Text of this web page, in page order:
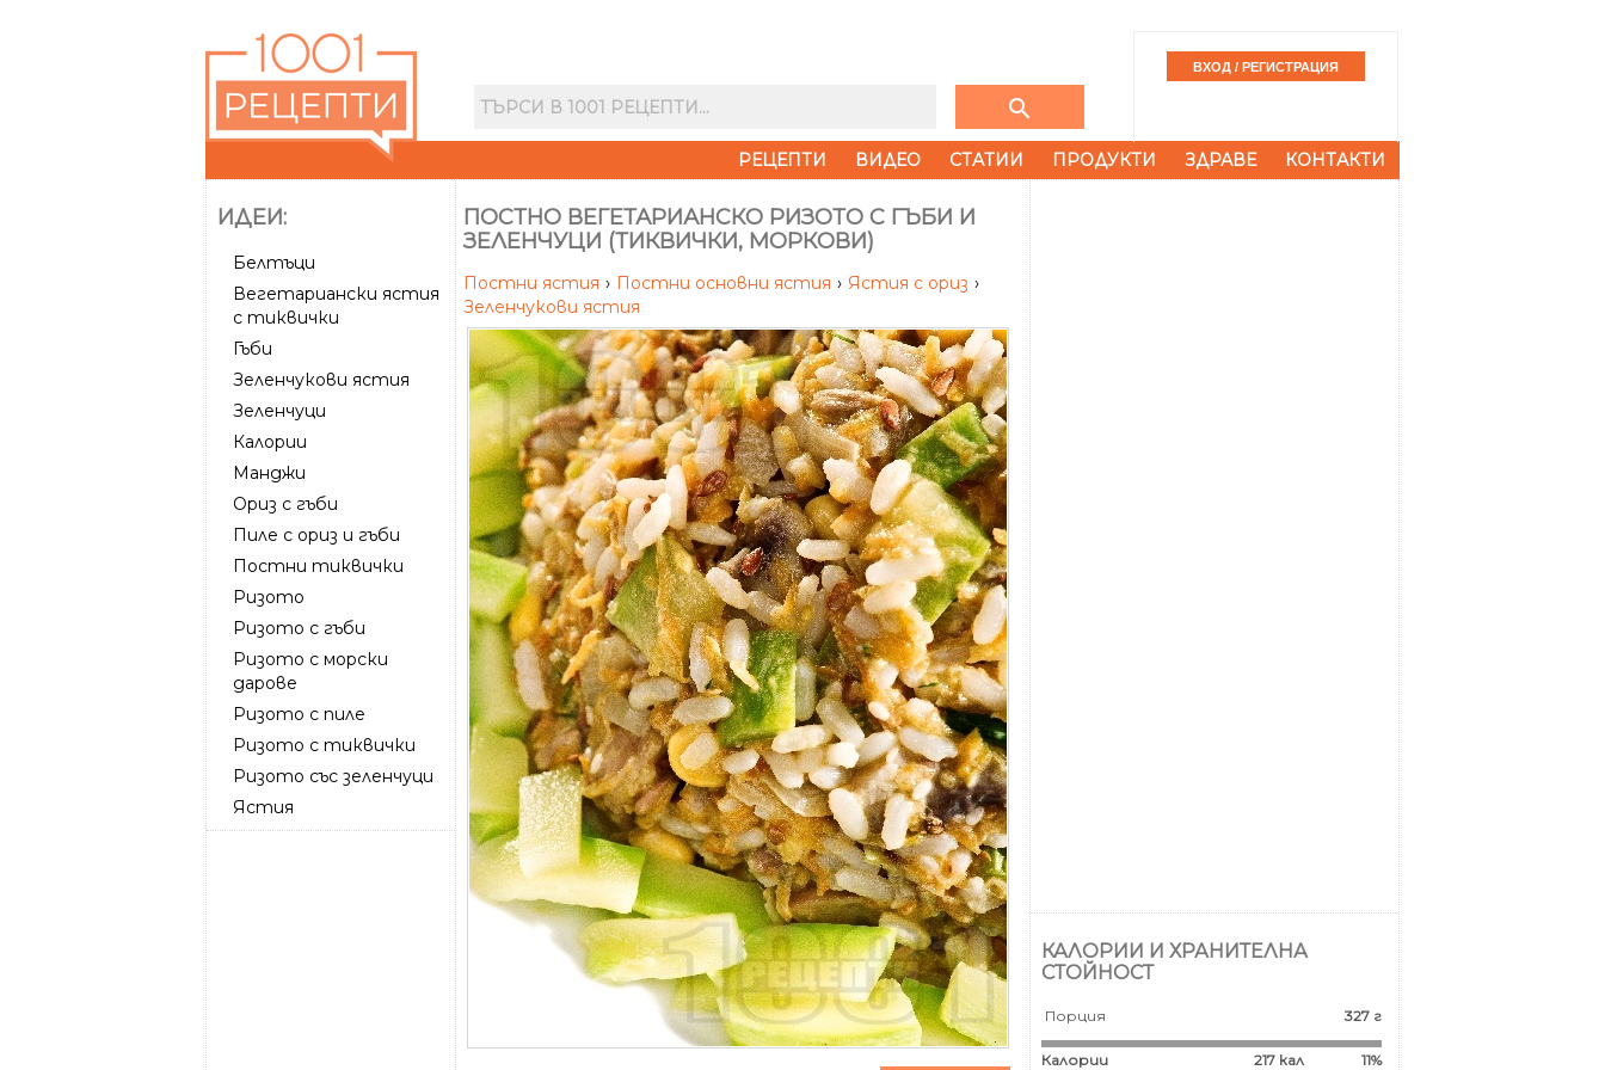
search
РЕЦЕПТИ ВИДЕО СТАТИИ ПРОДУКТИ ЗДРАВЕ КОНТАКТИ
ИДЕИ:
Белтъци
Вегетариански ястия
с тиквички
Гъби
Зеленчукови ястия
Зеленчуци
Калории
Манджи
Ориз с гъби
Пиле с ориз и гъби
Постни тиквички
Ризото
Ризото с гъби
Ризото с морски
дарове
Ризото с пиле
Ризото с тиквички
Ризото със зеленчуци
Ястия
ПОСТНО ВЕГЕТАРИАНСКО РИЗОТО С ГЪБИ И
ЗЕЛЕНЧУЦИ (ТИКВИЧКИ, МОРКОВИ)
Постни ястия › Постни основни ястия › Ястия с ориз ›
Зеленчукови ястия
КАЛОРИИ И ХРАНИТЕЛНА
СТОЙНОСТ
Порция 327 г
Калории 217 кал 11%